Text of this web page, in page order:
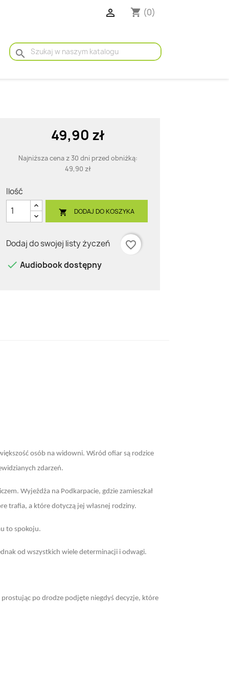
 shopping_cart (0)
search
49,90 zł
Najniższa cena z 30 dni przed obniżką:
49,90 zł
Ilość
 DODAJ DO KOSZYKA
Dodaj do swojej listy życzeń
favorite_border
 Audiobook dostępny
osób na widowni. Wśród ofiar są rodzice
zdarzeń.
Wyjeżdża na Podkarpacie, gdzie zamieszkał
trafia, a które dotyczą jej własnej rodziny.
to spokoju.
od wszystkich wiele determinacji i odwagi.
po drodze podjęte niegdyś decyzje, które